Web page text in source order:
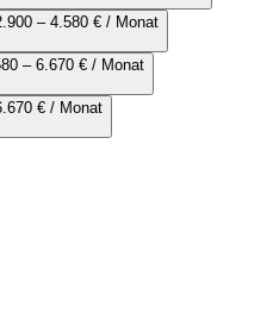
– 4.580 € / Monat
– 6.670 € / Monat
€ / Monat